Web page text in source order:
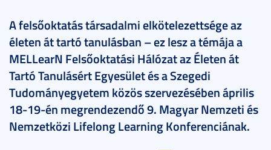
A felsőoktatás társadalmi elkötelezettsége az
életen át tartó tanulásban – ez lesz a témája a
MELLearN Felsőoktatási Hálózat az Életen át
Tartó Tanulásért Egyesület és a Szegedi
Tudományegyetem közös szervezésében április
18-19-én megrendezendő 9. Magyar Nemzeti és
Nemzetközi Lifelong Learning Konferenciának.